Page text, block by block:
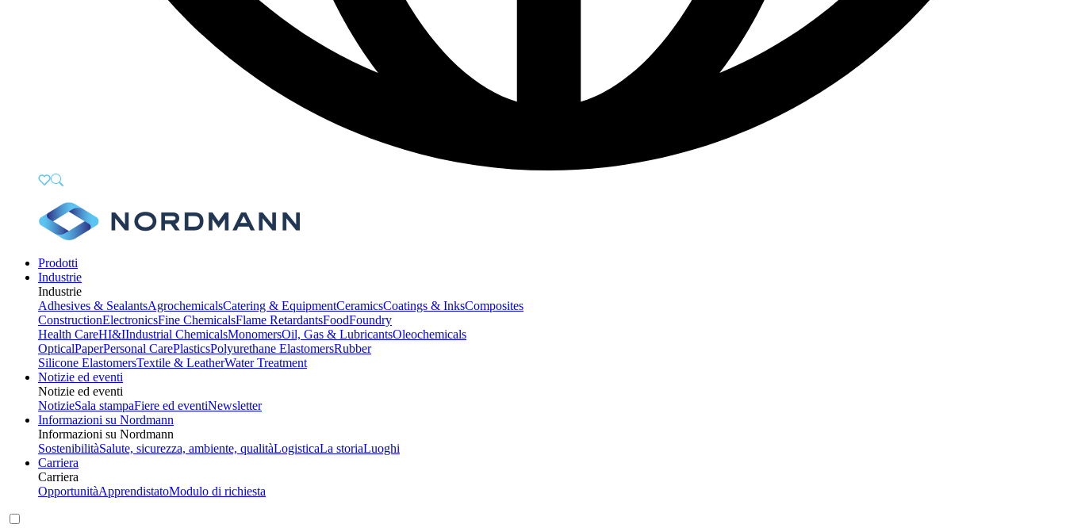
Prodotti
Industrie
Industrie
Adhesives & SealantsAgrochemicalsCatering & EquipmentCeramicsCoatings & InksComposites
ConstructionElectronicsFine ChemicalsFlame RetardantsFoodFoundry
Health CareHI&IIndustrial ChemicalsMonomersOil, Gas & LubricantsOleochemicals
OpticalPaperPersonal CarePlasticsPolyurethane ElastomersRubber
Silicone ElastomersTextile & LeatherWater Treatment
Notizie ed eventi
Notizie ed eventi
NotizieSala stampaFiere ed eventiNewsletter
Informazioni su Nordmann
Informazioni su Nordmann
SostenibilitàSalute, sicurezza, ambiente, qualitàLogisticaLa storiaLuoghi
Carriera
Carriera
OpportunitàApprendistatoModulo di richiesta